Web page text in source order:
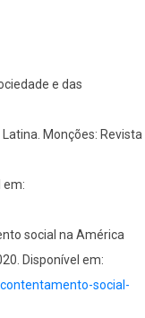
e das
Monções: Revista
em:
social na América
Disponível em:
social-